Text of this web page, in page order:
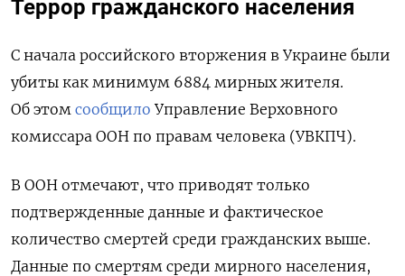
Террор гражданского населения
С начала российского вторжения в Украине были
убиты как минимум 6884 мирных жителя.
Об этом сообщило Управление Верховного
комиссара ООН по правам человека (УВКПЧ).
В ООН отмечают, что приводят только
подтвержденные данные и фактическое
количество смертей среди гражданских выше.
Данные по смертям среди мирного населения,